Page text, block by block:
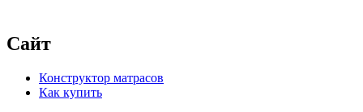
Сайт
Конструктор матрасов
Как купить